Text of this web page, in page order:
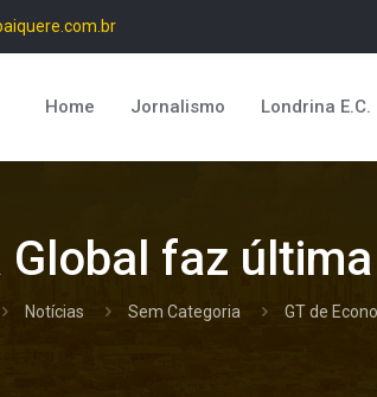
Home Jornalismo Londrina E.C.
Global faz
Notícias Sem Categoria GT de